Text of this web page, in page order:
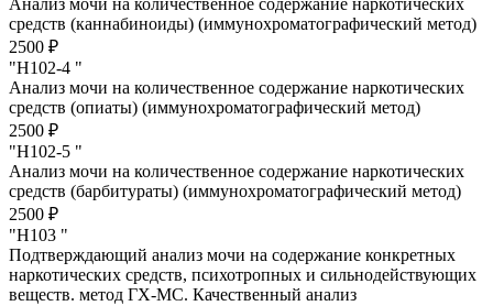
средств (каннабиноиды) (иммунохроматографический метод)
2500 ₽
"Н102-4 "
Анализ мочи на количественное содержание наркотических
средств (опиаты) (иммунохроматографический метод)
2500 ₽
"Н102-5 "
Анализ мочи на количественное содержание наркотических
средств (барбитураты) (иммунохроматографический метод)
2500 ₽
"Н103 "
Подтверждающий анализ мочи на содержание конкретных
наркотических средств, психотропных и сильнодействующих
веществ. метод ГХ-МС. Качественный анализ